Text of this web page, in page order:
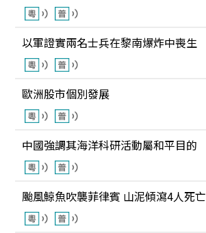
以軍證實兩名士兵在黎南爆炸中喪生
歐洲股市個別發展
中國強調其海洋科研活動屬和平目的
颱風鯨魚吹襲菲律賓 山泥傾瀉4人死亡